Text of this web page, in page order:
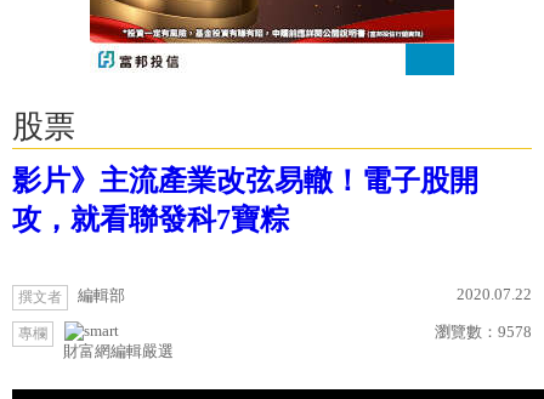
股票
影片》主流產業改弦易轍！電子股開
攻，就看聯發科7寶粽
撰文者 編輯部 2020.07.22
專欄
財富網編輯嚴選
瀏覽數： 9578